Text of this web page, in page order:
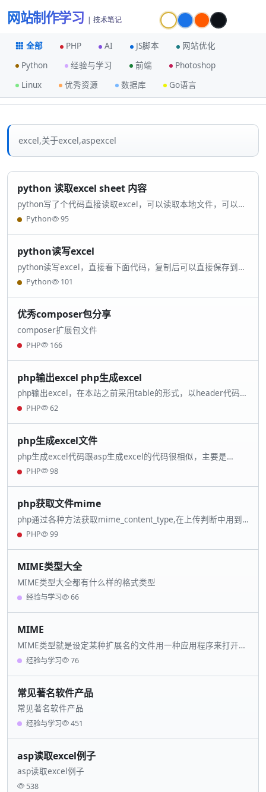
网站制作学习 | 技术笔记
全部 PHP AI JS脚本
网站优化
Python
经验与学习 前端
Photoshop
Linux
优秀资源 数据库 Go语言
Excel
excel,关于excel,aspexcel
python 读取excel sheet 内容
python写了个代码直接读取excel，可以读取本地文件，可以读
取网络excel。仅支持新版excel的xlsx格式，不支持csv
Python 95
python读写excel
python读写excel，直接看下面代码，复制后可以直接保存到本
地.py文件直接运行。
Python 101
优秀composer包分享
composer扩展包文件
PHP 166
php输出excel php生成excel
php输出excel，在本站之前采用table的形式，以header代码打
开网页为excel进行保存，但是在header方法中生成的excel不
PHP 62
php生成excel文件
php生成excel代码跟asp生成excel的代码很相似，主要是
header的输出的excel文件代码如下
PHP 98
php获取文件mime
php通过各种方法获取mime_content_type,在上传判断中用到
上传文件的判断.但是文件格式怎么获取呢?就是以下方法
PHP 99
MIME类型大全
MIME类型大全都有什么样的格式类型
经验与学习 66
MIME
MIME类型就是设定某种扩展名的文件用一种应用程序来打开的
方式类型，当该扩展名文件被访问的时候，浏览器会自动使用
经验与学习 76
常见著名软件产品
常见著名软件产品
经验与学习 451
asp读取excel例子
asp读取excel例子
538